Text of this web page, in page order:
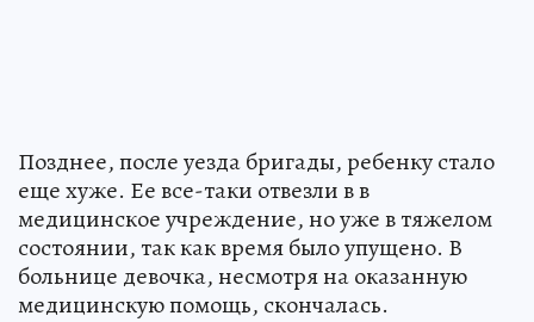
Позднее, после уезда бригады, ребенку стало
еще хуже. Ее все-таки отвезли в в
медицинское учреждение, но уже в тяжелом
состоянии, так как время было упущено. В
больнице девочка, несмотря на оказанную
медицинскую помощь, скончалась.